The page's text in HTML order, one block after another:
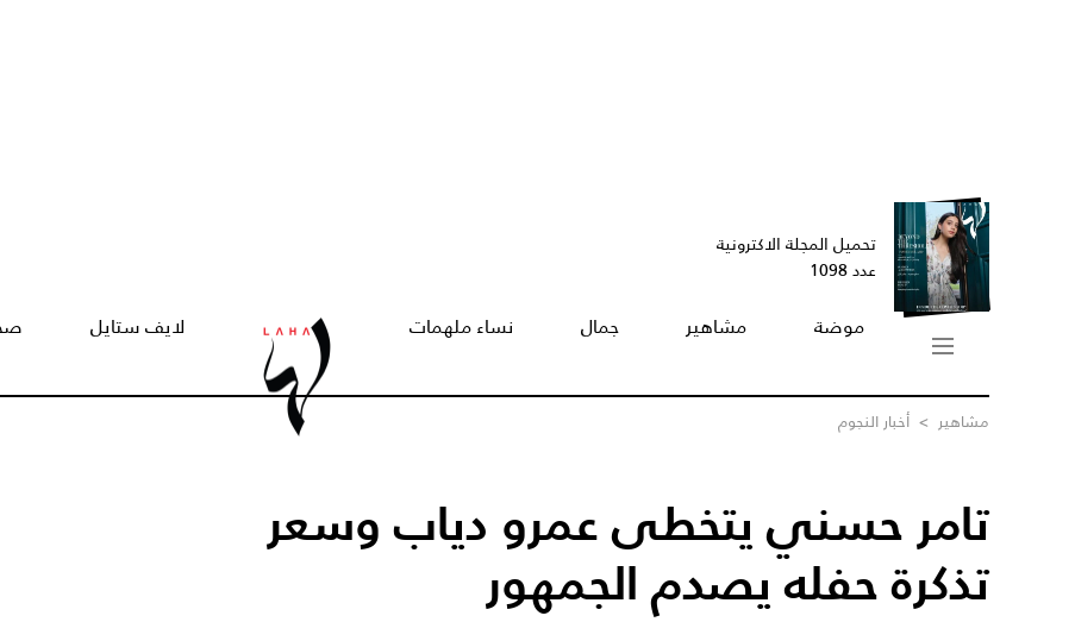
تحميل المجلة الاكترونية
عدد 1098
موضة مشاهير جمال نساء ملهمات لايف ستايل
مشاهير > أخبار النجوم
تامر حسني يتخطى عمرو دياب وسعر
تذكرة حفله يصدم الجمهور